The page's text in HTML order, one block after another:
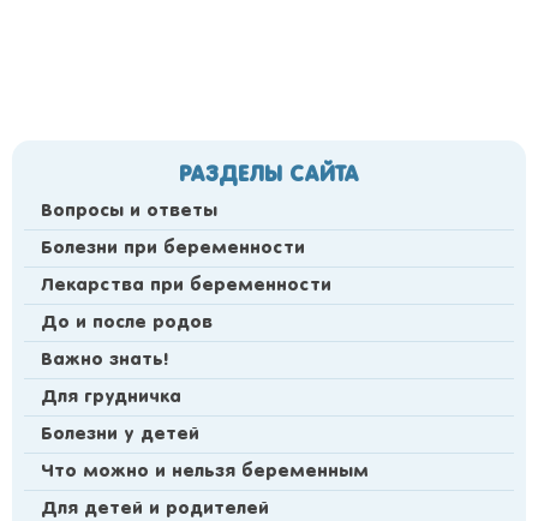
РАЗДЕЛЫ САЙТА
Вопросы и ответы
Болезни при беременности
Лекарства при беременности
До и после родов
Важно знать!
Для грудничка
Болезни у детей
Что можно и нельзя беременным
Для детей и родителей